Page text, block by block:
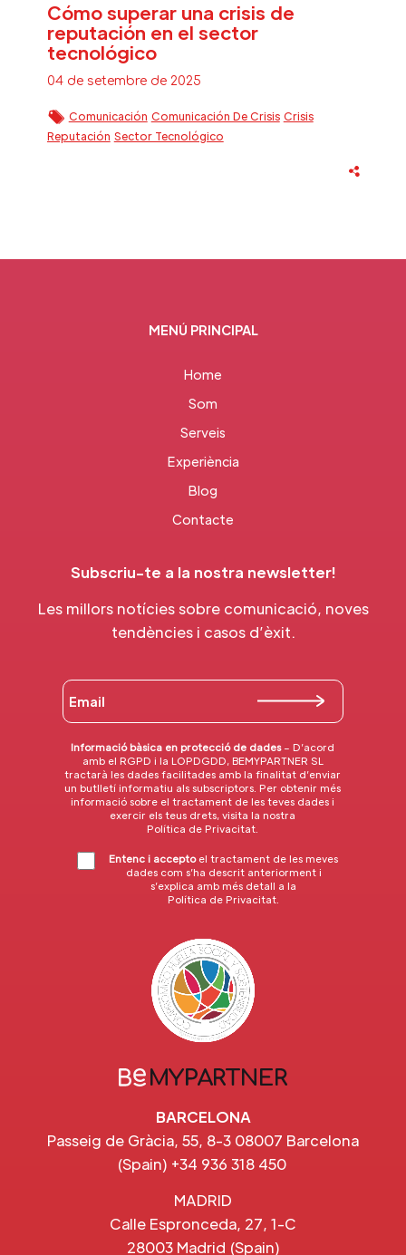
Cómo superar una crisis de
reputación en el sector
tecnológico
04 de setembre de 2025
Comunicación Comunicación De Crisis Crisis
Reputación Sector Tecnológico
MENÚ PRINCIPAL
Home
Som
Serveis
Experiència
Blog
Contacte
Subscriu-te a la nostra newsletter!
Les millors notícies sobre comunicació, noves
tendències i casos d’èxit.
Informació bàsica en protecció de dades– D’acord
amb el RGPD i la LOPDGDD, BEMYPARTNER SL
tractarà les dades facilitades amb la finalitat d’enviar
un butlletí informatiu als subscriptors. Per obtenir més
informació sobre el tractament de les teves dades i
exercir els teus drets, visita la nostra
Política de Privacitat
Entenc i accepto el tractament de les meves
dades com s’ha descrit anteriorment i
s’explica amb més detall a la
Política de Privacitat
BARCELONA
Passeig de Gràcia, 55, 8-3 08007 Barcelona
(Spain) +34 936 318 450
MADRID
Calle Espronceda, 27, 1-C
28003 Madrid (Spain)